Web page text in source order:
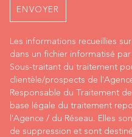
ENVOYER
Les informations recueillies
dans un fichier informatisé
Sous-traitant du traitement
clientèle/prospects de
Responsable du Traitement
base légale du traitement
l'Agence / du Réseau. Elles
de suppression et sont